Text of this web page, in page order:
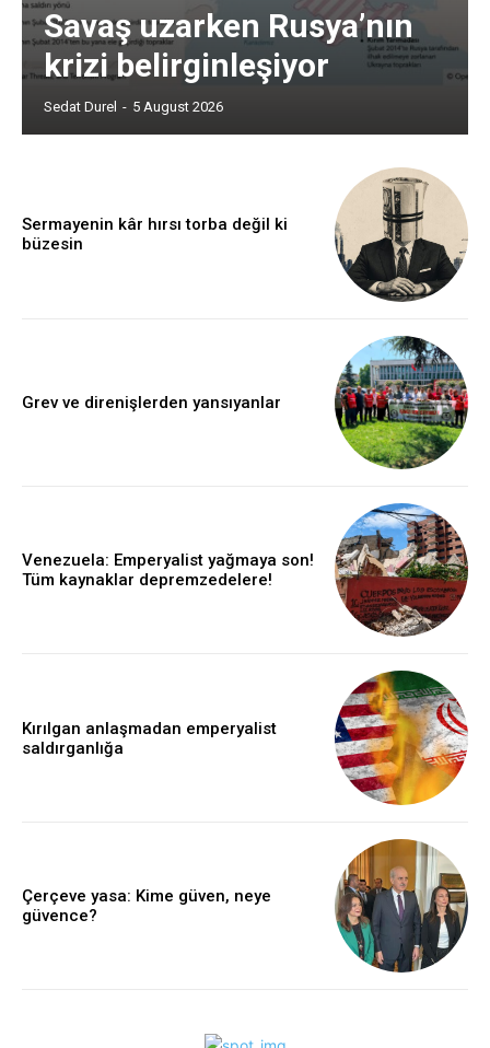
Savaş uzarken Rusya’nın
krizi belirginleşiyor
Sedat Durel - 5 August 2026
Sermayenin kâr hırsı torba değil ki
büzesin
Grev ve direnişlerden yansıyanlar
Venezuela: Emperyalist yağmaya son!
Tüm kaynaklar depremzedelere!
Kırılgan anlaşmadan emperyalist
saldırganlığa
Çerçeve yasa: Kime güven, neye
güvence?